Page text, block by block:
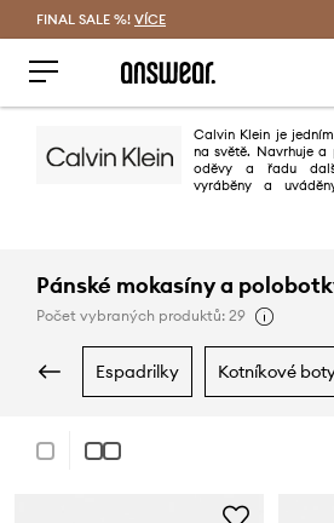
FINAL SALE %! VÍCE
Calvin Klein je
na světě. Navrhuje
oděvy a řadu
vyráběny a
Pánské mokasíny a
Počet vybraných produktů: 29
espadrilky kotníkové